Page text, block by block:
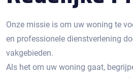
Onze missie is om uw woning te
en professionele dienstverlening
vakgebieden.
Als het om uw woning gaat,